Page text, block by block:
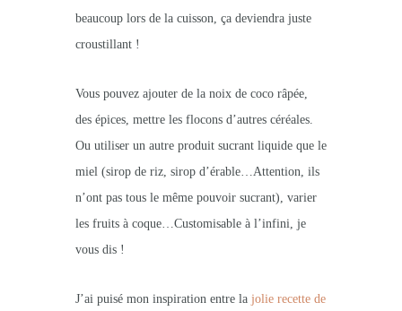
beaucoup lors de la cuisson, ça deviendra juste
croustillant !
Vous pouvez ajouter de la noix de coco râpée,
des épices, mettre les flocons d’autres céréales.
Ou utiliser un autre produit sucrant liquide que le
miel (sirop de riz, sirop d’érable…Attention, ils
n’ont pas tous le même pouvoir sucrant), varier
les fruits à coque…Customisable à l’infini, je
vous dis !
J’ai puisé mon inspiration entre la jolie recette de